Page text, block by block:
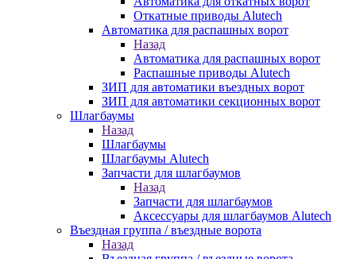
Откатные приводы Alutech
Автоматика для распашных ворот
Назад
Автоматика для распашных ворот
Распашные приводы Alutech
ЗИП для автоматики въездных ворот
ЗИП для автоматики секционных ворот
Шлагбаумы
Назад
Шлагбаумы
Шлагбаумы Alutech
Запчасти для шлагбаумов
Назад
Запчасти для шлагбаумов
Аксессуары для шлагбаумов Alutech
Въездная группа / въездные ворота
Назад